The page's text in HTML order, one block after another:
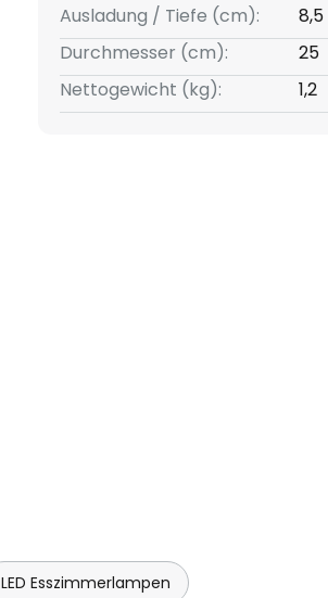
Ausladung / Tiefe (cm):
8,5
Durchmesser (cm):
25
Nettogewicht (kg):
1,2
LED Esszimmerlampen